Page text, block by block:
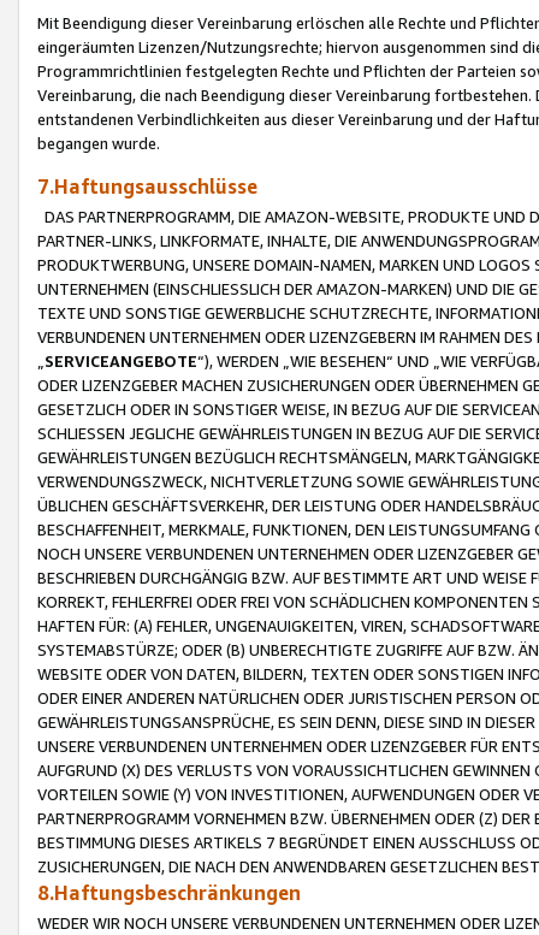
Mit Beendigung dieser Vereinbarung erlöschen alle Rechte und
eingeräumten Lizenzen/Nutzungsrechte; hiervon ausgenommen sind
Programmrichtlinien festgelegten Rechte und Pflichten der Parteien
Vereinbarung, die nach Beendigung dieser Vereinbarung
entstandenen Verbindlichkeiten aus dieser Vereinbarung und der
begangen wurde.
7.Haftungsausschlüsse
DAS PARTNERPROGRAMM, DIE AMAZON-WEBSITE, PRODUKTE UND
PARTNER-LINKS, LINKFORMATE, INHALTE, DIE
PRODUKTWERBUNG, UNSERE DOMAIN-NAMEN, MARKEN UND
UNTERNEHMEN (EINSCHLIESSLICH DER AMAZON-MARKEN) UND DIE
TEXTE UND SONSTIGE GEWERBLICHE SCHUTZRECHTE,
VERBUNDENEN UNTERNEHMEN ODER LIZENZGEBERN IM RAHMEN
SERVICEANGEBOTE“), WERDEN „WIE BESEHEN“ UND „WIE
ODER LIZENZGEBER MACHEN ZUSICHERUNGEN ODER ÜBERNEHMEN
GESETZLICH ODER IN SONSTIGER WEISE, IN BEZUG AUF DIE
SCHLIESSEN JEGLICHE GEWÄHRLEISTUNGEN IN BEZUG AUF DIE
GEWÄHRLEISTUNGEN BEZÜGLICH RECHTSMÄNGELN,
VERWENDUNGSZWECK, NICHTVERLETZUNG SOWIE
ÜBLICHEN GESCHÄFTSVERKEHR, DER LEISTUNG ODER
BESCHAFFENHEIT, MERKMALE, FUNKTIONEN, DEN
NOCH UNSERE VERBUNDENEN UNTERNEHMEN ODER LIZENZGEBER
BESCHRIEBEN DURCHGÄNGIG BZW. AUF BESTIMMTE ART UND
KORREKT, FEHLERFREI ODER FREI VON SCHÄDLICHEN
HAFTEN FÜR: (A) FEHLER, UNGENAUIGKEITEN, VIREN,
SYSTEMABSTÜRZE; ODER (B) UNBERECHTIGTE ZUGRIFFE AUF BZW.
WEBSITE ODER VON DATEN, BILDERN, TEXTEN ODER SONSTIGEN
ODER EINER ANDEREN NATÜRLICHEN ODER JURISTISCHEN PERSON
GEWÄHRLEISTUNGSANSPRÜCHE, ES SEIN DENN, DIESE SIND IN
UNSERE VERBUNDENEN UNTERNEHMEN ODER LIZENZGEBER FÜR
AUFGRUND (X) DES VERLUSTS VON VORAUSSICHTLICHEN
VORTEILEN SOWIE (Y) VON INVESTITIONEN, AUFWENDUNGEN ODER
PARTNERPROGRAMM VORNEHMEN BZW. ÜBERNEHMEN ODER (Z)
BESTIMMUNG DIESES ARTIKELS 7 BEGRÜNDET EINEN AUSSCHLUSS
ZUSICHERUNGEN, DIE NACH DEN ANWENDBAREN GESETZLICHEN
8.Haftungsbeschränkungen
WEDER WIR NOCH UNSERE VERBUNDENEN UNTERNEHMEN ODER